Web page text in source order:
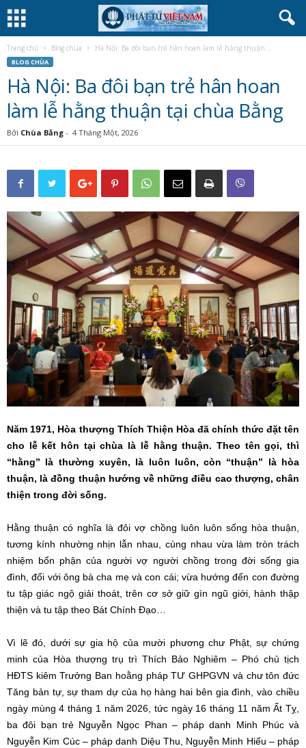
Trang chủ Blog chùa Hà Nội: Ba đôi bạn trẻ hân hoan làm lễ hằng thuận...
BLOG CHÙA
Hà Nội: Ba đôi bạn trẻ hân hoan
làm lễ hằng thuận tại chùa Bằng
Bởi Chùa Bằng - 4 Tháng Một, 2026
Năm 1971, Hòa thượng Thích Thiện Hòa đã chính thức đặt tên
cho lễ kết hôn tại chùa là lễ hằng thuận. Theo tên gọi, thì
“hằng” là thường xuyên, là luôn luôn, còn “thuận” là hòa
thuận, là đồng thuận hướng về những điều cao thượng, chân
thiện trong đời sống.
Hằng thuận có nghĩa là đôi vợ chồng luôn luôn sống hòa thuận,
tương kính nhường nhịn lẫn nhau, cùng nhau vừa làm tròn trách
nhiệm bổn phận của người vợ người chồng trong đời sống gia
đình, đối với ông bà cha mẹ và con cái; vừa hướng đến con đường
tu tập giác ngộ giải thoát, trên cơ sở giữ gìn ngũ giới, hành thập
thiện và tu tập theo Bát Chính Đạo…
Vì lẽ đó, dưới sự gia hộ của mười phương chư Phật, sự chứng
minh của Hòa thượng trụ trì Thích Bảo Nghiêm – Phó chủ tịch
HĐTS kiêm Trưởng Ban hoằng pháp TƯ GHPGVN và chư tôn đức
Tăng bản tự, sự tham dự của họ hàng hai bên gia đình, vào chiều
ngày mùng 4 tháng 1 năm 2026, tức ngày 16 tháng 11 năm Ất Tỵ,
ba đôi bạn trẻ Nguyễn Ngọc Phan – pháp danh Minh Phúc và
Nguyễn Kim Cúc – pháp danh Diệu Thu, Nguyễn Minh Hiếu – pháp